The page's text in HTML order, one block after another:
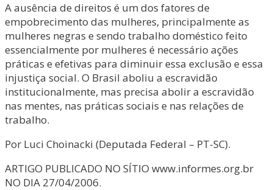
A ausência de direitos é um dos fatores de
empobrecimento das mulheres, principalmente as
mulheres negras e sendo trabalho doméstico feito
essencialmente por mulheres é necessário ações
práticas e efetivas para diminuir essa exclusão e essa
injustiça social. O Brasil aboliu a escravidão
institucionalmente, mas precisa abolir a escravidão
nas mentes, nas práticas sociais e nas relações de
trabalho.
Por Luci Choinacki (Deputada Federal – PT-SC).
ARTIGO PUBLICADO NO SÍTIO www.informes.org.br
NO DIA 27/04/2006.